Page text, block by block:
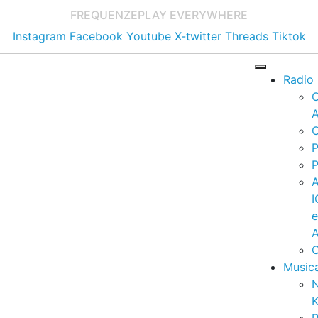
FREQUENZEPLAY EVERYWHERE
Instagram Facebook Youtube X-twitter Threads Tiktok
Radio
e